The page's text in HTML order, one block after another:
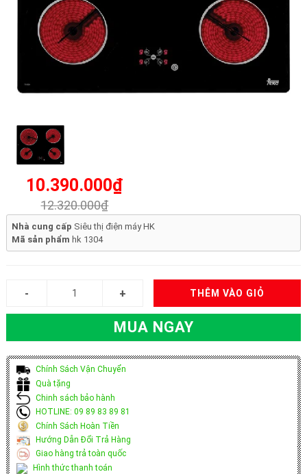
10.390.000₫
12.320.000₫
Nhà cung cấp Siêu thị điện máy HK
Mã sản phẩm hk 1304
THÊM VÀO GIỎ
MUA NGAY
Chính Sách Vận Chuyển
Quà tặng
Chinh sách bảo hành
HOTLINE: 09 89 83 89 81
Chính Sách Hoàn Tiền
Hướng Dẫn Đổi Trả Hàng
Giao hàng trả toàn quốc
Hình thức thanh toán